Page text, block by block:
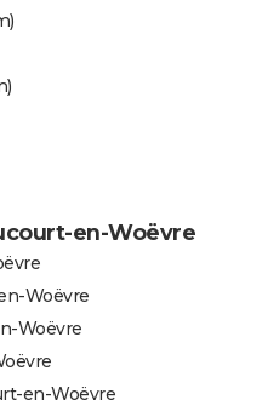
en-Woëvre
Woëvre
Woëvre
en-Woëvre